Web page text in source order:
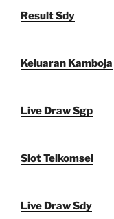
Result Sdy
Keluaran Kamboja
Live Draw Sgp
Slot Telkomsel
Live Draw Sdy